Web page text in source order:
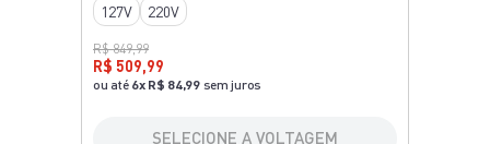
127V 220V
R$ 849,99
R$ 509,99
ou até 6x R$ 84,99 sem juros
SELECIONE A VOLTAGEM